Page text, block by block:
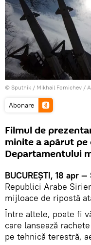
© Sputnik / Mikhail Fomichev /
Abonare
Filmul de
minite a apărut pe
Departamentului
BUCUREȘTI, 18 apr
Republici Arabe
mijloace de ripostă
Între altele, poate fi
care lansează
pe tehnică terestră,